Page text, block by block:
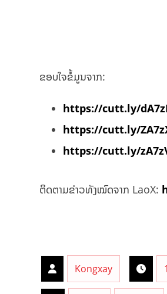
ຂອບໃຈຂໍ້ມູນຈາກ:
https://cutt.ly/
https://cutt.ly/
https://cutt.ly/
ຕິດຕາມຂ່າວທັງໝົດຈາກ LaoX:
Kongxay